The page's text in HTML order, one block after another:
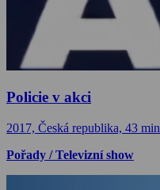
Policie v akci
2017, Česká republika, 43 min
Pořady / Televizní show